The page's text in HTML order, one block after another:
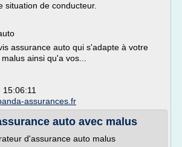
situation de conducteur.
assurance auto qui s'adapte à votre
ainsi qu'a vos...
assurances.fr
auto avec malus
d'assurance auto malus